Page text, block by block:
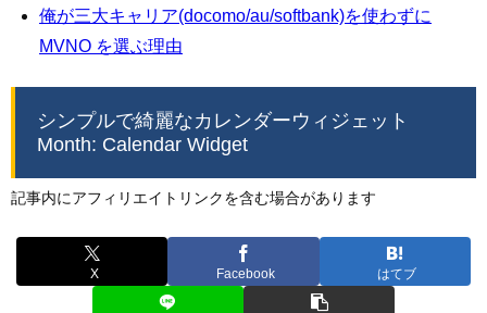
俺が三大キャリア(docomo/au/softbank)を使わずに
MVNO を選ぶ理由
シンプルで綺麗なカレンダーウィジェット
Month: Calendar Widget
記事内にアフィリエイトリンクを含む場合があります
X Facebook はてブ